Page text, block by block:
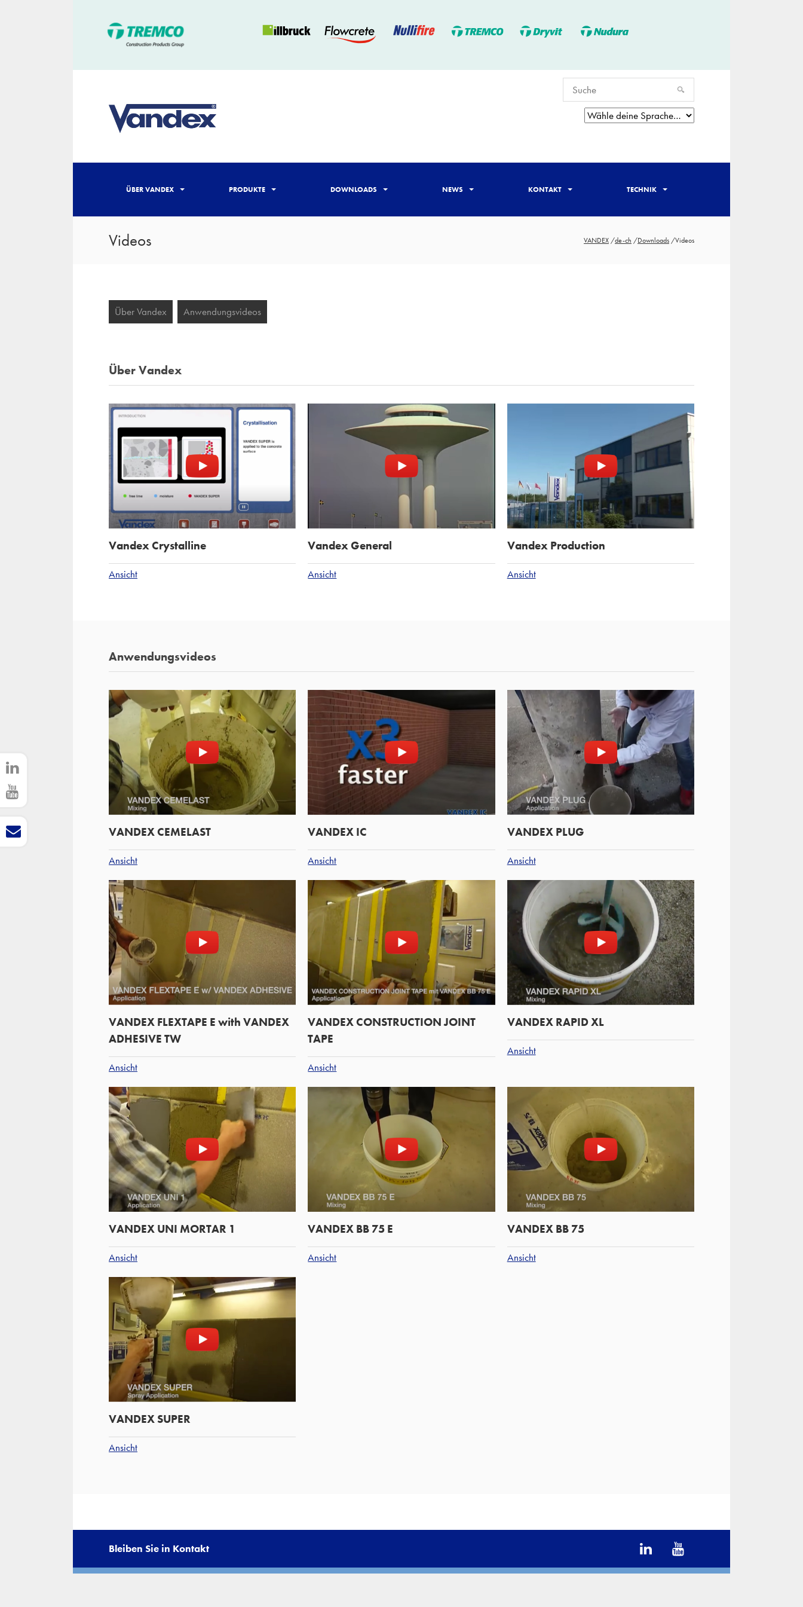
ÜBER VANDEX PRODUKTE DOWNLOADS NEWS KONTAKT TECHNIK
Videos VANDEX/de-ch /Downloads/Videos
Über Vandex Anwendungsvideos
Über Vandex
Vandex Crystalline
Ansicht
Vandex General
Ansicht
Vandex Production
Ansicht
Anwendungsvideos
VANDEX CEMELAST
Ansicht
VANDEX IC
Ansicht
VANDEX PLUG
Ansicht
VANDEX FLEXTAPE E with VANDEX
ADHESIVE TW
Ansicht
VANDEX CONSTRUCTION JOINT
TAPE
Ansicht
VANDEX RAPID XL
Ansicht
VANDEX UNI MORTAR 1
Ansicht
VANDEX BB 75 E
Ansicht
VANDEX BB 75
Ansicht
VANDEX SUPER
Ansicht
Bleiben Sie in Kontakt